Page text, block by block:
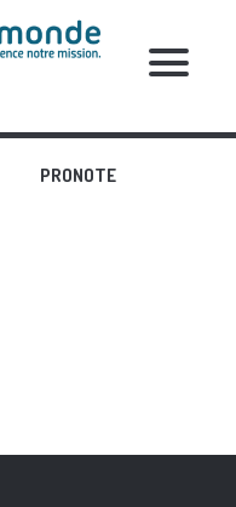
PRONOTE
C3